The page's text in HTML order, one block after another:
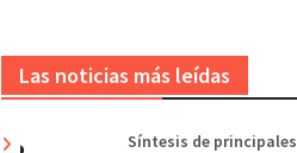
Las noticias más leídas
Síntesis de principales